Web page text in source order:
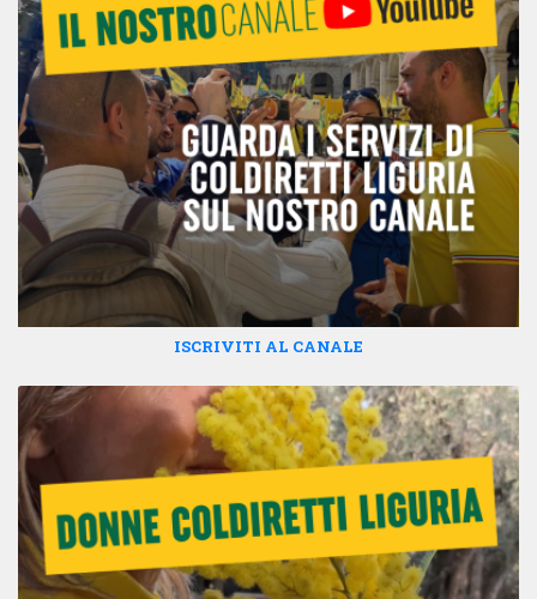
ISCRIVITI AL CANALE